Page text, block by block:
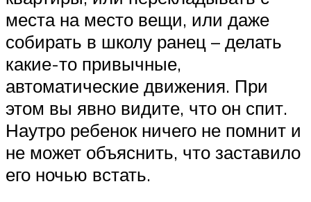
места на место вещи, или даже
собирать в школу ранец – делать
какие-то привычные,
автоматические движения. При
этом вы явно видите, что он спит.
Наутро ребенок ничего не помнит и
не может объяснить, что заставило
его ночью встать.